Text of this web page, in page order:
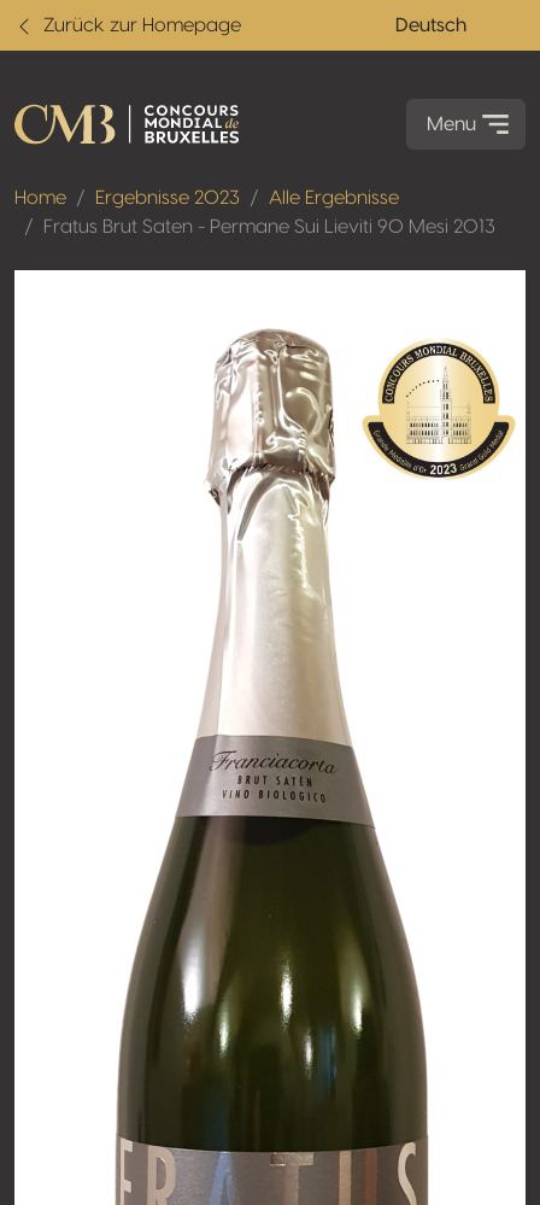
Zurück zur Homepage Deutsch
Menu
Home Ergebnisse 2023
Alle Ergebnisse
Fratus Brut Saten - Permane Sui Lieviti 90 Mesi 2013